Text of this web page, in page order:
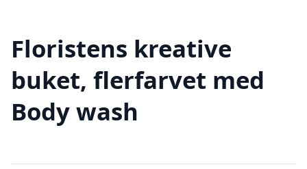
Floristens kreative
buket, flerfarvet med
Body wash